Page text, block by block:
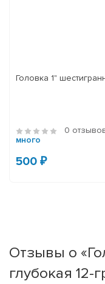
Головка 1"
0
много
500 ₽
Отзывы о
глубокая 12-